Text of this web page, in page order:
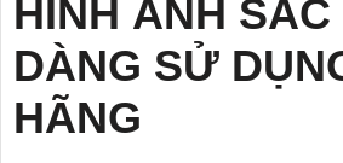
HÌNH ẢNH SẮC
DÀNG SỬ
HÃNG